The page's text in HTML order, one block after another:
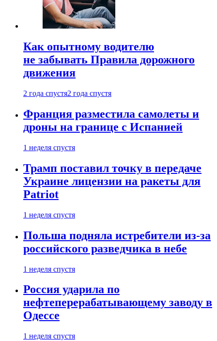
Как опытному водителю
не забывать Правила дорожного
движения
2 года спустя2 года спустя
Франция разместила самолеты и
дроны на границе с Испанией
1 неделя спустя
Трамп поставил точку в передаче
Украине лицензии на ракеты для
Patriot
1 неделя спустя
Польша подняла истребители из-за
российского разведчика в небе
1 неделя спустя
Россия ударила по
нефтеперерабатывающему заводу в
Одессе
1 неделя спустя